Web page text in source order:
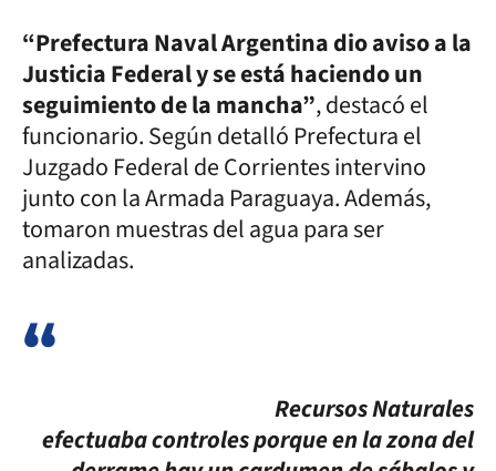
“Prefectura Naval Argentina dio aviso a la
Justicia Federal y se está haciendo un
seguimiento de la mancha”, destacó el
funcionario. Según detalló Prefectura el
Juzgado Federal de Corrientes intervino
junto con la Armada Paraguaya. Además,
tomaron muestras del agua para ser
analizadas.
Recursos Naturales
efectuaba controles porque en la zona del